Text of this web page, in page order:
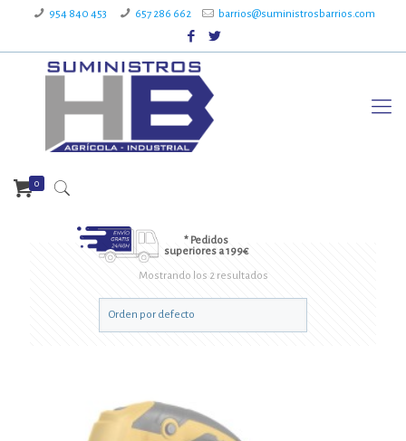
954 840 453 657 286 662 barrios@suministrosbarrios.com
* Pedidos
superiores a 199€
0
Mostrando los 2 resultados